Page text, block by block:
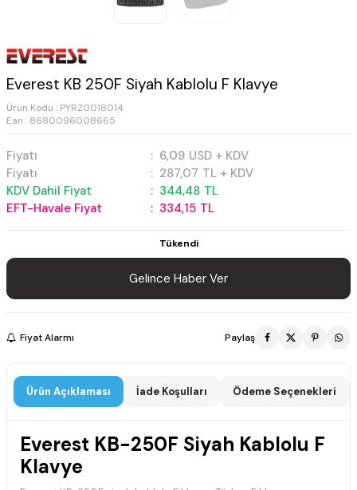
Everest KB 250F Siyah Kablolu F Klavye
Ürün Kodu : PYRZ0018014
Ean : 8680096008665
Fiyatı : 6,09 USD + KDV
Fiyatı
: 287,07 TL + KDV
KDV Dahil Fiyat
: 344,48 TL
EFT-Havale Fiyat
: 334,15 TL
Tükendi
Gelince Haber Ver
Fiyat Alarmı Paylaş
Ürün Açıklaması İade Koşulları Ödeme Seçenekleri
Everest KB-250F Siyah Kablolu F
Klavye